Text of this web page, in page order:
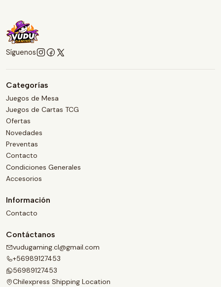
Síguenos
Categorías
Juegos de Mesa
Juegos de Cartas TCG
Ofertas
Novedades
Preventas
Contacto
Condiciones Generales
Accesorios
Información
Contacto
Contáctanos
vudugaming.cl@gmail.com
+56989127453
56989127453
Chilexpress Shipping Location